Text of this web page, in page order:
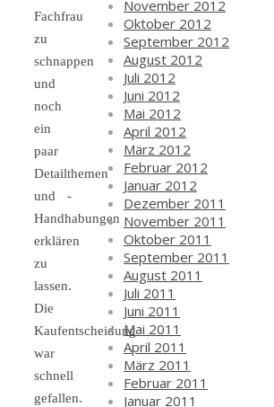
Fachfrau
zu
schnappen
und
noch
ein
paar
Detailthemen
und -
Handhabungen
erklären
zu
lassen.
Die
Kaufentscheidung
war
schnell
gefallen.
November 2012
Oktober 2012
September 2012
August 2012
Juli 2012
Juni 2012
Mai 2012
April 2012
März 2012
Februar 2012
Januar 2012
Dezember 2011
November 2011
Oktober 2011
September 2011
August 2011
Juli 2011
Juni 2011
Mai 2011
April 2011
März 2011
Februar 2011
Januar 2011